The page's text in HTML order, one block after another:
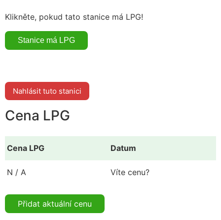
Klikněte, pokud tato stanice má LPG!
Nahlásit tuto stanici
Cena LPG
Cena LPG Datum
N / A Víte cenu?
Přidat aktuální cenu